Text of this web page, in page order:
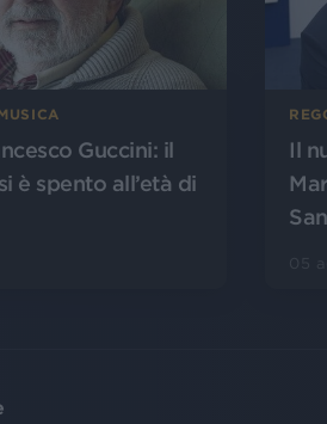
Guccini: il
è spento all’età di
Il